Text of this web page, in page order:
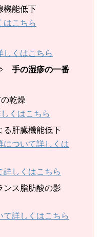
機能低下
はこちら
しくはこちら
⇒ 手の湿疹の一番
乾燥
くはこちら
る肝臓機能低下
について詳しくは
詳しくはこちら
ンス脂肪酸の影
て詳しくはこちら